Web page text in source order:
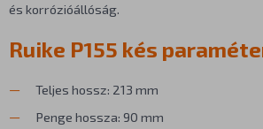
és korrózióállóság.
Ruike P155 kés
Teljes hossz: 213 mm
Penge hossza: 90 mm